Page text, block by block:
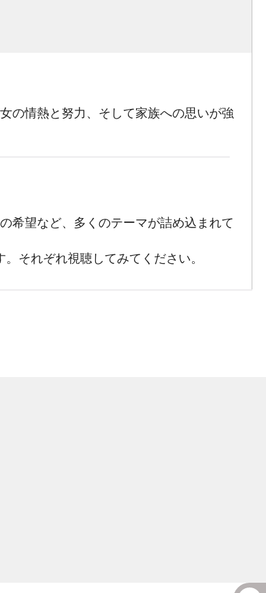
の情熱と努力、そして家族への思いが強
希望など、多くのテーマが詰め込まれて
それぞれ視聴してみてください。